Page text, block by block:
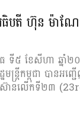
ធិបតី ហ៊ុន ម៉ា
ធ ទី៥ ខែសីហា ឆ្នាំ
ត្រីកម្ពុជា បានអញ្ជ
ាស៊ានលើកទី២៣